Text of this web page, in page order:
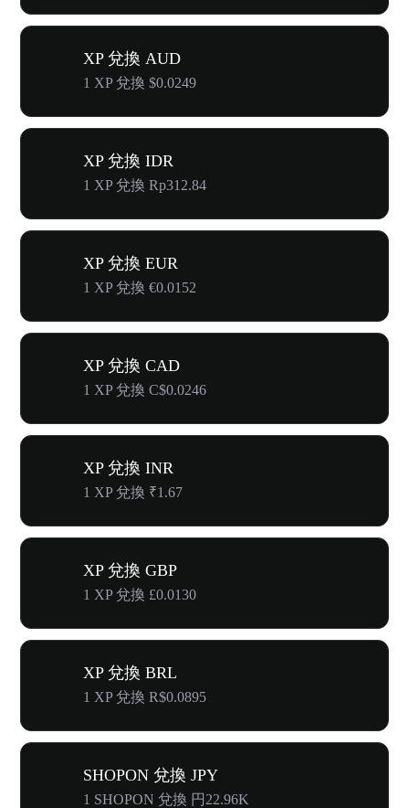
XP 兌換 AUD
1 XP 兌換 $0.0249
XP 兌換 IDR
1 XP 兌換 Rp312.84
XP 兌換 EUR
1 XP 兌換 €0.0152
XP 兌換 CAD
1 XP 兌換 C$0.0246
XP 兌換 INR
1 XP 兌換 ₹1.67
XP 兌換 GBP
1 XP 兌換 £0.0130
XP 兌換 BRL
1 XP 兌換 R$0.0895
SHOPON 兌換 JPY
1 SHOPON 兌換 円22.96K